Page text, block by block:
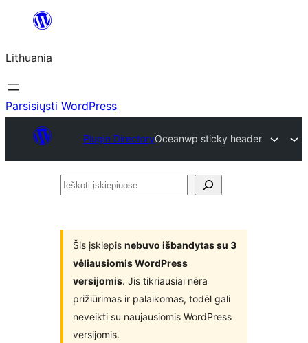
turinio
Lithuania
Parsisiųsti WordPress
Plugin DirectoryOceanwp sticky header
Ieškoti
Šis įskiepis nebuvo išbandytas su 3
vėliausiomis WordPress
versijomis. Jis tikriausiai nėra
prižiūrimas ir palaikomas, todėl gali
neveikti su naujausiomis WordPress
versijomis.